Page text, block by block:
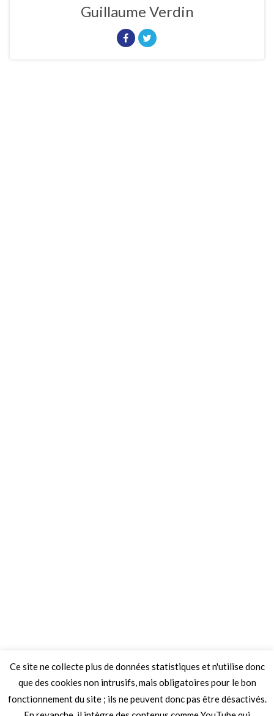
Guillaume Verdin
Ce site ne collecte plus de données statistiques et n'utilise donc
que des cookies non intrusifs, mais obligatoires pour le bon
fonctionnement du site ; ils ne peuvent donc pas être désactivés.